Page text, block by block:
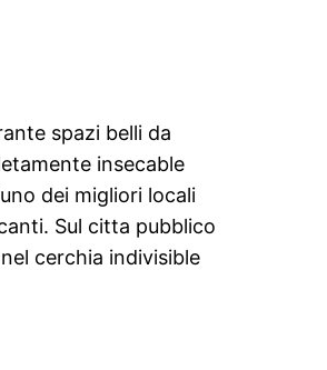
spazi belli da
insecable
dei migliori locali
Sul citta pubblico
cerchia indivisible